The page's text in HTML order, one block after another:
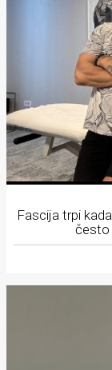
Fascija trpi
često